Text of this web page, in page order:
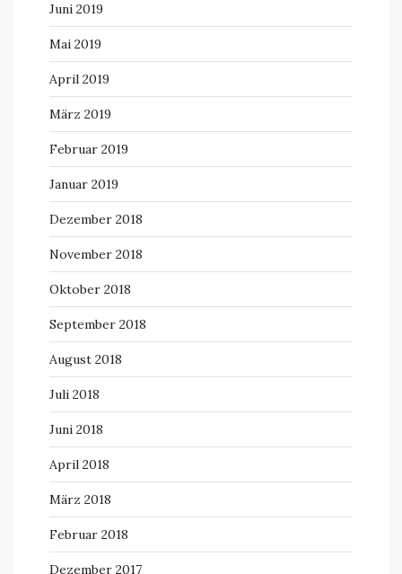
Juni 2019
Mai 2019
April 2019
März 2019
Februar 2019
Januar 2019
Dezember 2018
November 2018
Oktober 2018
September 2018
August 2018
Juli 2018
Juni 2018
April 2018
März 2018
Februar 2018
Dezember 2017